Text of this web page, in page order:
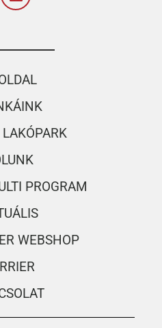
PROGRAM
WEBSHOP